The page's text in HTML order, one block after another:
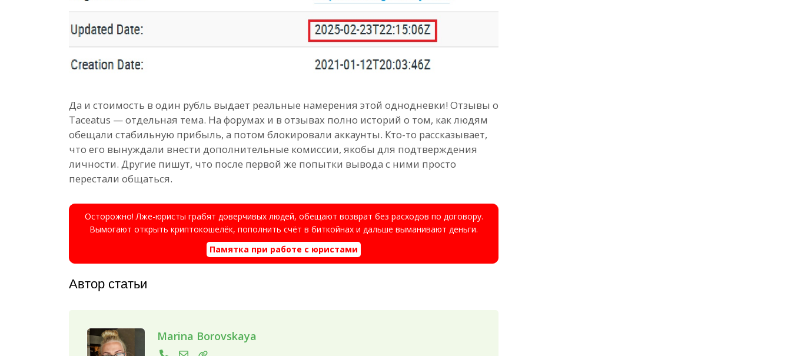
Да и стоимость в один рубль выдает реальные намерения этой однодневки! Отзывы о
Taceatus — отдельная тема. На форумах и в отзывах полно историй о том, как людям
обещали стабильную прибыль, а потом блокировали аккаунты. Кто-то рассказывает,
что его вынуждали внести дополнительные комиссии, якобы для подтверждения
личности. Другие пишут, что после первой же попытки вывода с ними просто
перестали общаться.
Осторожно! Лже-юристы грабят доверчивых людей, обещают возврат без расходов по договору.
Вымогают открыть криптокошелёк, пополнить счёт в биткойнах и дальше выманивают деньги.
Памятка при работе с юристами
Автор статьи
Marina Borovskaya